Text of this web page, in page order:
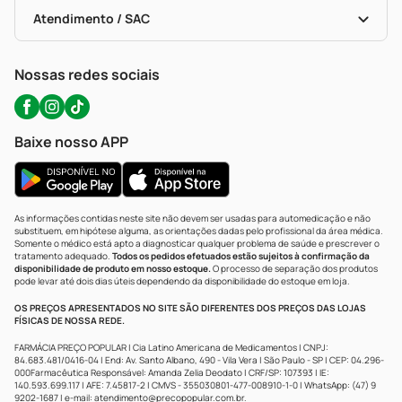
Políticas De Marketplace
Portal Da Privacidade
Atendimento / SAC
WhatsApp (47) 9202-1687
Nossas redes sociais
Baixe nosso APP
As informações contidas neste site não devem ser usadas para automedicação e não
substituem, em hipótese alguma, as orientações dadas pelo profissional da área médica.
Somente o médico está apto a diagnosticar qualquer problema de saúde e prescrever o
tratamento adequado. Todos os pedidos efetuados estão sujeitos à confirmação da
disponibilidade de produto em nosso estoque.O processo de separação dos produtos
pode levar até dois dias úteis dependendo da disponibilidade do estoque em loja.
OS PREÇOS APRESENTADOS NO SITE SÃO DIFERENTES DOS PREÇOS DAS LOJAS
FÍSICAS DE NOSSA REDE.
FARMÁCIA PREÇO POPULAR | Cia Latino Americana de Medicamentos | CNPJ:
84.683.481/0416-04 | End: Av. Santo Albano, 490 - Vila Vera | São Paulo - SP | CEP: 04.296-
000Farmacêutica Responsável: Amanda Zelia Deodato | CRF/SP: 107393 | IE:
140.593.699.117 | AFE: 7.45817-2 | CMVS - 355030801-477-008910-1-0 | WhatsApp: (47) 9
9202-1687 | e-mail: atendimento@precopopular.com.br.